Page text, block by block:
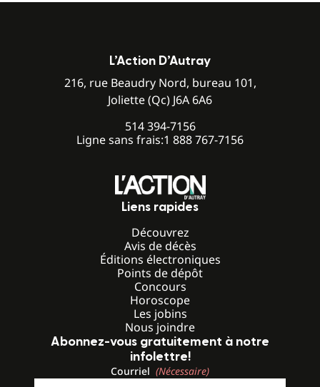
L’Action D’Autray
216, rue Beaudry Nord, bureau 101,
Joliette (Qc) J6A 6A6
514 394-7156
Ligne sans frais:1 888 767-7156
Liens rapides
Découvrez
Avis de décès
Éditions électroniques
Points de dépôt
Concours
Horoscope
Les jobins
Nous joindre
Abonnez-vous gratuitement à notre
infolettre!
Courriel (Nécessaire)